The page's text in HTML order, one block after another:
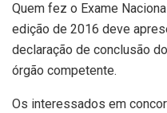
Quem fez o Exame
edição de 2016 deve
declaração de conclusão
órgão competente.
Os interessados em